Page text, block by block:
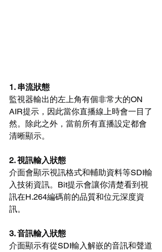
1. 串流狀態
監視器輸出的左上角有個非常大的ON
AIR提示，因此當你直播線上時會一目了
然。除此之外，當前所有直播設定都會
清晰顯示。
2. 視訊輸入狀態
介面會顯示視訊格式和輔助資料等SDI輸
入技術資訊。Bit提示會讓你清楚看到視
訊在H.264編碼前的品質和位元深度資
訊。
3. 音訊輸入狀態
介面顯示有從SDI輸入解嵌的音訊和聲道